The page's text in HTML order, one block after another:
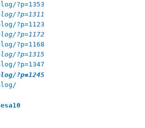
?p=1353
?p=1311
?p=1123
?p=1172
?p=1168
?p=1315
?p=1347
?p=1245